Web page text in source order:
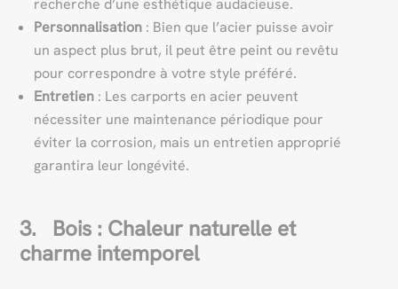
recherche d’une esthétique audacieuse.
Personnalisation : Bien que l’acier puisse avoir
un aspect plus brut, il peut être peint ou revêtu
pour correspondre à votre style préféré.
Entretien : Les carports en acier peuvent
nécessiter une maintenance périodique pour
éviter la corrosion, mais un entretien approprié
garantira leur longévité.
3. Bois : Chaleur naturelle et
charme intemporel